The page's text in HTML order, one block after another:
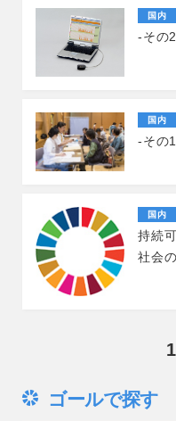
国内
-その
国内
-その
国内
持続
社会
1
ゴールで探す